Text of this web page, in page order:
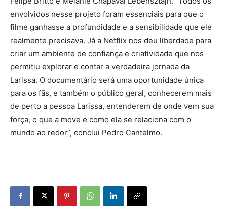
envolvidos nesse projeto foram essenciais para que o
filme ganhasse a profundidade e a sensibilidade que ele
realmente precisava. Já a Netflix nos deu liberdade para
criar um ambiente de confiança e criatividade que nos
permitiu explorar e contar a verdadeira jornada da
Larissa. O documentário será uma oportunidade única
para os fãs, e também o público geral, conhecerem mais
de perto a pessoa Larissa, entenderem de onde vem sua
força, o que a move e como ela se relaciona com o
mundo ao redor”, conclui Pedro Cantelmo.